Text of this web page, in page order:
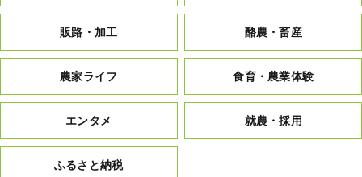
販路・加工 酪農・畜産
農家ライフ 食育・農業体験
エンタメ 就農・採用
ふるさと納税